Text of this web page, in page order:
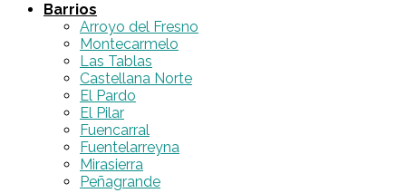
Barrios
Arroyo del Fresno
Montecarmelo
Las Tablas
Castellana Norte
El Pardo
El Pilar
Fuencarral
Fuentelarreyna
Mirasierra
Peñagrande